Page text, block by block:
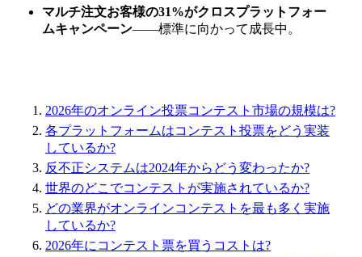
マルチ注文お客様の31%がクロスプラットフォー
ムキャンペーン――標準に向かって成長中。
2026年のオンライン投票コンテスト市場の規模は?
各プラットフォームはコンテスト投票をどう実装
しているか?
反不正システムは2024年からどう変わったか?
世界のどこでコンテストが実施されているか?
どの業界がオンラインコンテストを最も多く実施
しているか?
2026年にコンテスト票を買うコストは?